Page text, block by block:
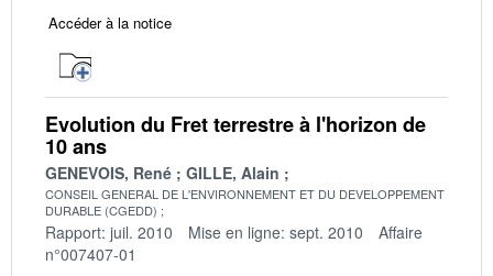
Accéder à la notice
Evolution du Fret terrestre à l'horizon de
10 ans
GENEVOIS, René GILLE, Alain
CONSEIL GENERAL DE L'ENVIRONNEMENT ET DU DEVELOPPEMENT
DURABLE (CGEDD)
Rapport: juil. 2010 Mise en ligne: sept. 2010
Affaire
n°007407-01